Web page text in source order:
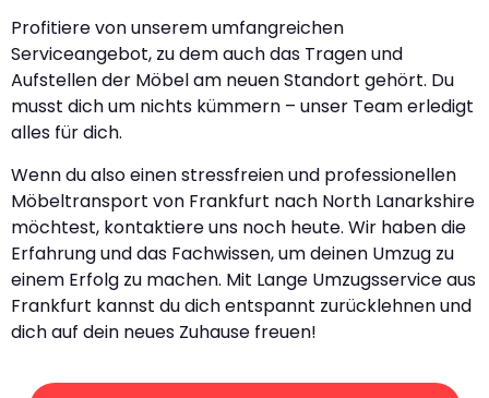
Profitiere von unserem umfangreichen
Serviceangebot, zu dem auch das Tragen und
Aufstellen der Möbel am neuen Standort gehört. Du
musst dich um nichts kümmern – unser Team erledigt
alles für dich.
Wenn du also einen stressfreien und professionellen
Möbeltransport von Frankfurt nach North Lanarkshire
möchtest, kontaktiere uns noch heute. Wir haben die
Erfahrung und das Fachwissen, um deinen Umzug zu
einem Erfolg zu machen. Mit Lange Umzugsservice aus
Frankfurt kannst du dich entspannt zurücklehnen und
dich auf dein neues Zuhause freuen!